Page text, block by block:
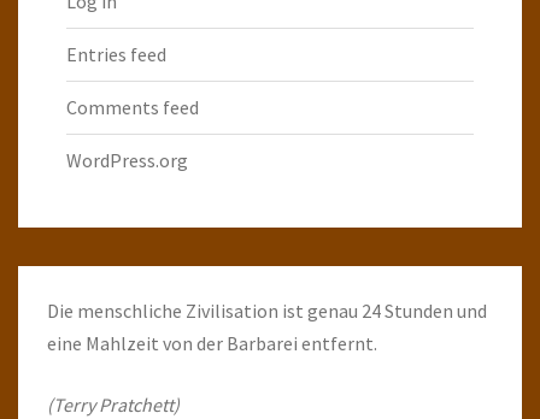
Entries feed
Comments feed
WordPress.org
Die menschliche Zivilisation ist genau 24 Stunden und
eine Mahlzeit von der Barbarei entfernt.
(Terry Pratchett)